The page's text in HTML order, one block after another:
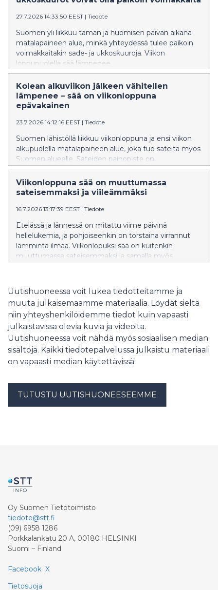
27.7.2026 14:33:50 EEST | Tiedote
Suomen yli liikkuu tämän ja huomisen päivän aikana
matalapaineen alue, minkä yhteydessä tulee paikoin
voimakkaitakin sade- ja ukkoskuuroja. Viikon
loppupuolella sää lämpenee.
Kolean alkuviikon jälkeen vähitellen
lämpenee – sää on viikonloppuna
epävakainen
23.7.2026 14:12:16 EEST | Tiedote
Suomen lähistöllä liikkuu viikonloppuna ja ensi viikon
alkupuolella matalapaineen alue, joka tuo sateita myös
Suomen alueelle. Sateiden painopiste on
viikonloppuna maan länsiosassa ja Lapissa, kun taas
idässä sää on poutaisempi ja lämpimämpi.
Viikonloppuna sää on muuttumassa
sateisemmaksi ja viileämmäksi
16.7.2026 13:17:39 EEST | Tiedote
Etelässä ja lännessä on mitattu viime päivinä
hellelukemia, ja pohjoiseenkin on torstaina virrannut
lämmintä ilmaa. Viikonlopuksi sää on kuitenkin
muuttumassa sateisemmaksi ja samalla myös
Uutishuoneessa voit lukea tiedotteitamme ja
muuta julkaisemaamme materiaalia. Löydät sieltä
niin yhteyshenkilöidemme tiedot kuin vapaasti
julkaistavissa olevia kuvia ja videoita.
Uutishuoneessa voit nähdä myös sosiaalisen median
sisältöjä. Kaikki tiedotepalvelussa julkaistu materiaali
on vapaasti median käytettävissä.
TUTUSTU UUTISHUONEESEEMME
Oy Suomen Tietotoimisto
tiedote@stt.fi
(09) 6958 1286
Porkkalankatu 20 A, 00180 HELSINKI
Suomi – Finland
Facebook X
Tietosuoja